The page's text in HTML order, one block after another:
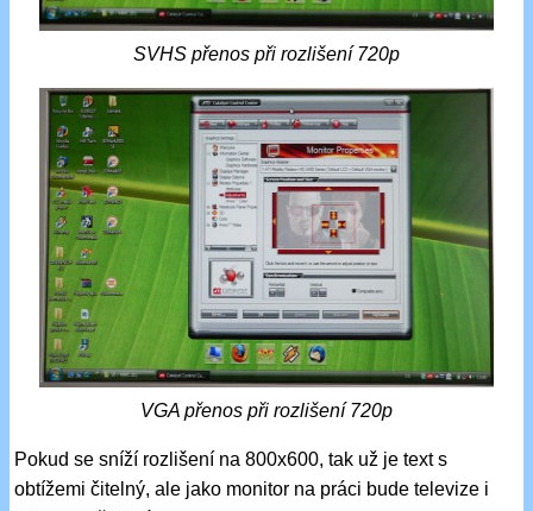
SVHS přenos při rozlišení 720p
VGA přenos při rozlišení 720p
Pokud se sníží rozlišení na 800x600, tak už je text s
obtížemi čitelný, ale jako monitor na práci bude televize i